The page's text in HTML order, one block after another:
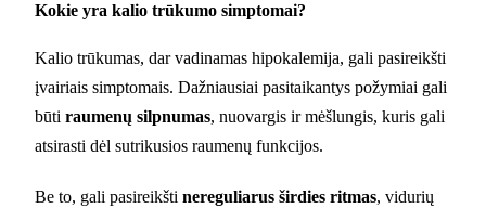
Kokie yra kalio trūkumo simptomai?
Kalio trūkumas, dar vadinamas hipokalemija, gali pasireikšti
įvairiais simptomais. Dažniausiai pasitaikantys požymiai gali
būti raumenų silpnumas, nuovargis ir mėšlungis, kuris gali
atsirasti dėl sutrikusios raumenų funkcijos.
Be to, gali pasireikšti nereguliarus širdies ritmas, vidurių